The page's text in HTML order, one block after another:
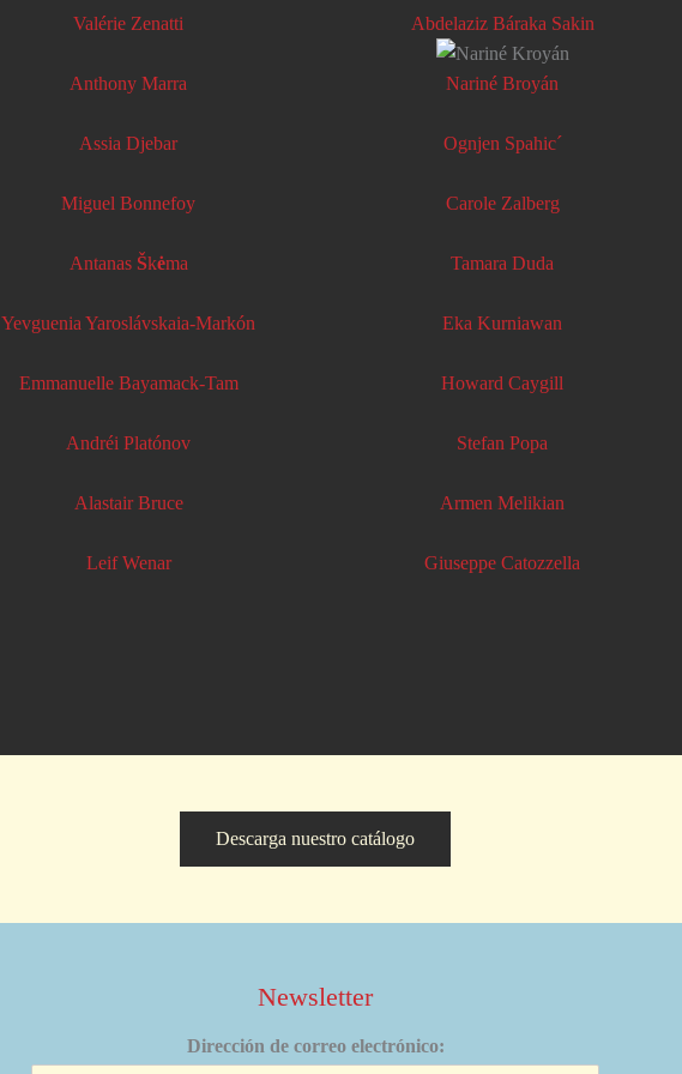
Valérie Zenatti Abdelaziz Báraka Sakin
Anthony Marra Nariné Broyán
Assia Djebar Ognjen Spahic´
Miguel Bonnefoy Carole Zalberg
Antanas Škėma Tamara Duda
Yevguenia Yaroslávskaia-Markón Eka Kurniawan
Emmanuelle Bayamack-Tam Howard Caygill
Andréi Platónov Stefan Popa
Alastair Bruce Armen Melikian
Leif Wenar Giuseppe Catozzella
Descarga nuestro catálogo
Newsletter
Dirección de correo electrónico: